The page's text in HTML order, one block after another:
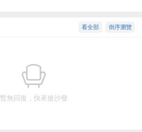
倒序瀏覽
看全部
暫無回復，快來搶沙發